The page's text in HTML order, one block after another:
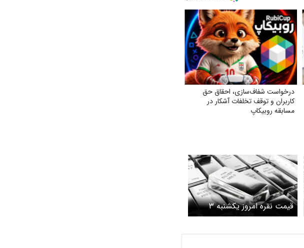
درخواست شفاف‌سازی، احقاق حق
کاربران و توقف تخلفات آشکار در
مسابقه روبیکاپ
قیمت نقره امروز یکشنبه ۳
خرداد ۱۴۰۵ / قیمت شمش نقره